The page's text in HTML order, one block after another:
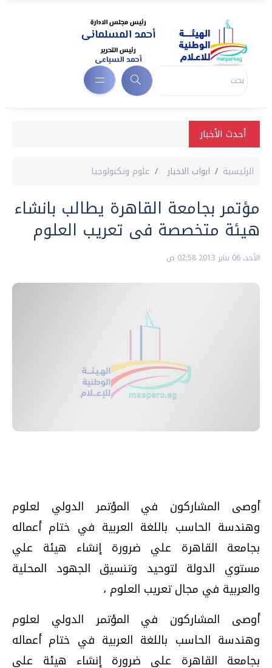
أحدث الأخبار
الرئيسية ابواب الاخبار علوم وتكنولوجيا
مؤتمر بجامعة القاهرة يطالب بانشاء
هيئة متخصصة فى تعريب العلوم
الأحد، 06 يناير 2013 02:58 ص
أوصى المشاركون في المؤتمر الدولي لعلوم
وهندسة الحاسب باللغة العربية في ختام أعماله
بجامعة القاهرة علي ضرورة إنشاء هيئة علي
مستوي الدولة لتوحيد وتنسيق الجهود المحلية
والعربية في مجال تعريب العلوم ،
أوصى المشاركون في المؤتمر الدولي لعلوم
وهندسة الحاسب باللغة العربية في ختام أعماله
بجامعة القاهرة علي ضرورة إنشاء هيئة علي